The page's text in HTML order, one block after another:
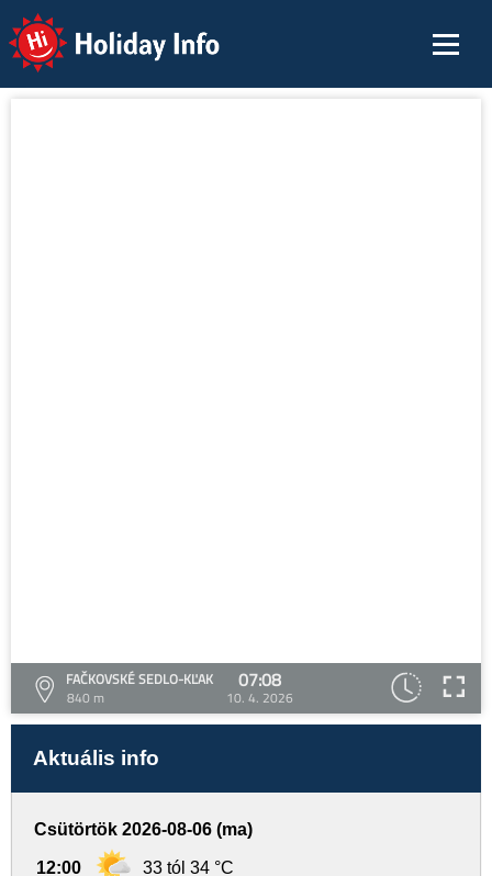
Holiday Info
FAČKOVSKÉ SEDLO-KĽAK
840 m
07:08
10. 4. 2026
Aktuális info
Csütörtök 2026-08-06 (ma)
12:00 33 tól 34 °C